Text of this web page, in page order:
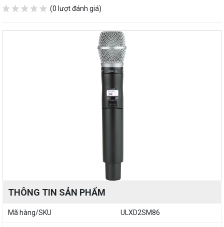
(0 lượt đánh giá)
THÔNG TIN SẢN PHẨM
Mã hàng/SKU ULXD2SM86